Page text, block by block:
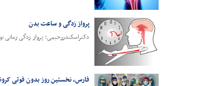
پرواز زدگی و ساعت بدن
دکتراسکندررحیمی: پرواز زدگی
فارس، نخستین روز بدون فوتی کرونا در سال